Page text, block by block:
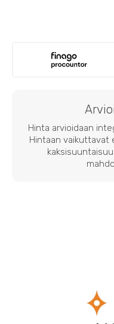
Hinta arvioidaan
Hintaan vaikuttavat